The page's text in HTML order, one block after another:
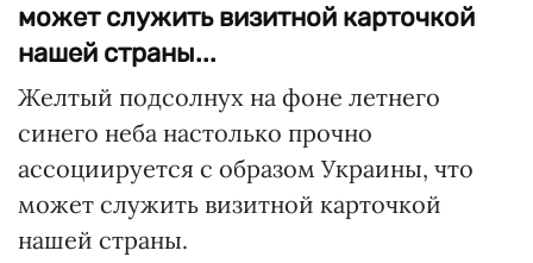
может служить визитной карточкой
нашей страны...
Желтый подсолнух на фоне летнего
синего неба настолько прочно
ассоциируется с образом Украины, что
может служить визитной карточкой
нашей страны.